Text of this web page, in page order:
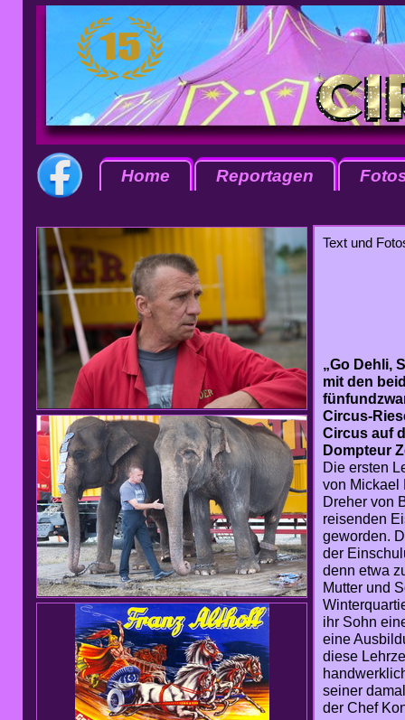
Home Reportagen
Text und
„Go Dehli,
mit den
Circus-
Circus auf
Dompteur
Die ersten
von Mickael
Dreher von
reisenden
geworden.
der
denn etwa
Mutter und
ihr Sohn
eine
diese
seiner
der Chef